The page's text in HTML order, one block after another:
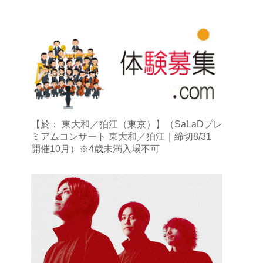
【於： 東大和／狛江（東京）】（SaLaDプレ
ミアムコンサート 東大和／狛江｜締切8/31
開催10月）※4歳未満入場不可